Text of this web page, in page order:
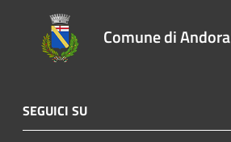
Comune di Andora
SEGUICI SU